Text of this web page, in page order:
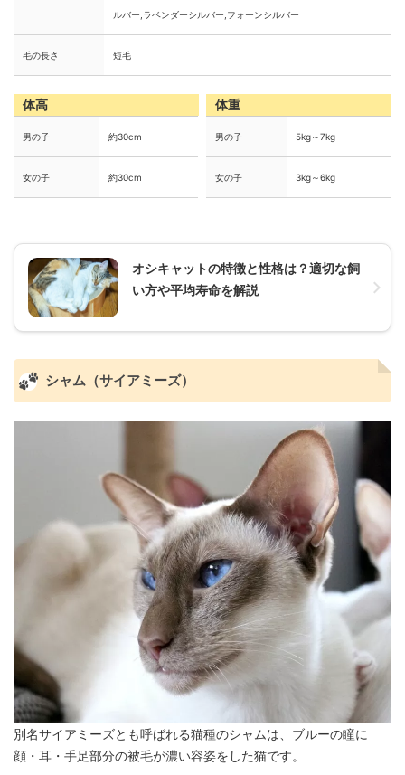
ルバー,ラベンダーシルバー,フォーンシルバー
毛の長さ 短毛
体高
男の子 約30cm
女の子 約30cm
体重
男の子 5kg～7kg
女の子 3kg～6kg
オシキャットの特徴と性格は？適切な飼
い方や平均寿命を解説
シャム（サイアミーズ）
別名サイアミーズとも呼ばれる猫種のシャムは、ブルーの瞳に
顔・耳・手足部分の被毛が濃い容姿をした猫です。